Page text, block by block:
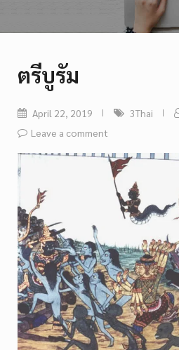
ตรีบูรัม
April 22, 2019 3Thai
Leave a comment